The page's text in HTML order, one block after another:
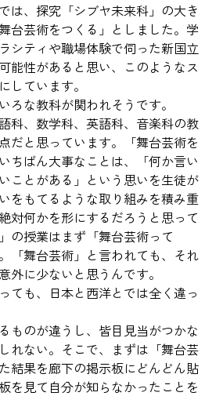
は、探究「シブヤ未来科」の大き
台芸術をつくる」としました。学
シティや職場体験で伺った新国立
能性があると思い、このようなス
しています。
ろな教科が関われそうです。
科、数学科、英語科、音楽科の教
だと思っています。「舞台芸術を
ちばん大事なことは、「何か言い
ことがある」という思いを生徒が
をもてるような取り組みを積み重
対何かを形にするだろうと思って
の授業はまず「舞台芸術って
「舞台芸術」と言われても、それ
外に少ないと思うんです。
ても、日本と西洋とでは全く違っ
ものが違うし、皆目見当がつかな
れない。そこで、まずは「舞台芸
結果を廊下の掲示板にどんどん貼
を見て自分が知らなかったことを